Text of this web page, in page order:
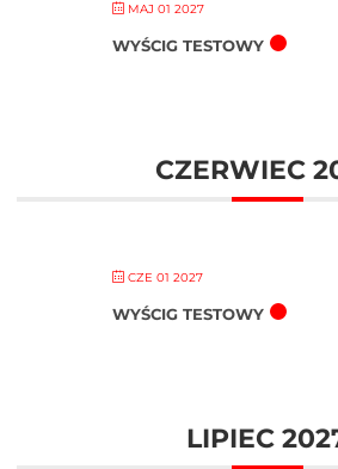
MAJ 01 2027
WYŚCIG TESTOWY
CZERWIEC
CZE 01 2027
WYŚCIG TESTOWY
LIPIEC